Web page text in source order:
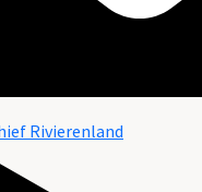
Rivierenland